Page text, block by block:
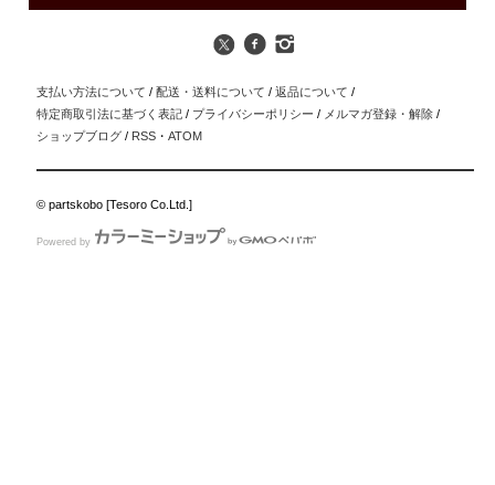
支払い方法について / 配送・送料について / 返品について /
特定商取引法に基づく表記 / プライバシーポリシー / メルマガ登録・解除 /
ショップブログ / RSS ・ATOM
© partskobo [Tesoro Co.Ltd.]
Powered by